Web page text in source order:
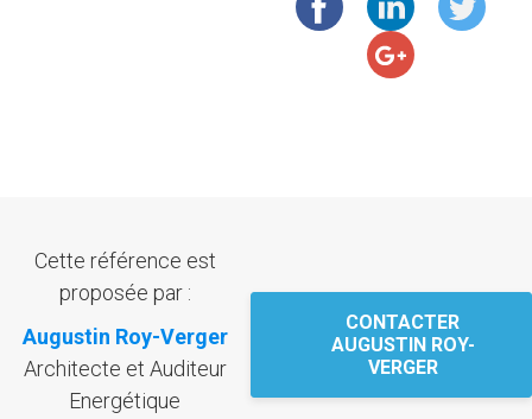
Cette référence est
proposée par :
Augustin Roy-Verger
Architecte et Auditeur
Energétique
CONTACTER
AUGUSTIN ROY-
VERGER